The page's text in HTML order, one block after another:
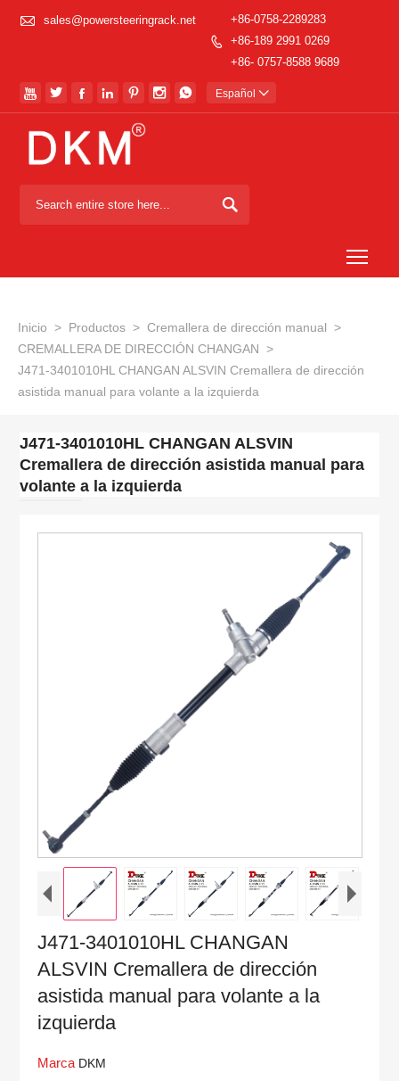
 sales@powersteeringrack.net

+86-0758-2289283
+86-189 2991 0269
+86- 0757-8588 9689
       Español 

Inicio > Productos > Cremallera de dirección manual >
CREMALLERA DE DIRECCIÓN CHANGAN >
J471-3401010HL CHANGAN ALSVIN Cremallera de dirección
asistida manual para volante a la izquierda
J471-3401010HL CHANGAN ALSVIN
Cremallera de dirección asistida manual para
volante a la izquierda
J471-3401010HL CHANGAN
ALSVIN Cremallera de dirección
asistida manual para volante a la
izquierda
Marca DKM